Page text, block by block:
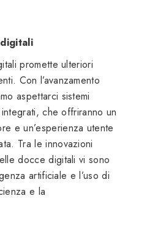
promette ulteriori
Con l’avanzamento
aspettarci sistemi
che offriranno un
e un’esperienza utente
Tra le innovazioni
docce digitali vi sono
artificiale e l’uso di
e la